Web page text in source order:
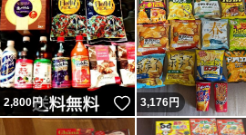
2,800円 いいね！
3,176円